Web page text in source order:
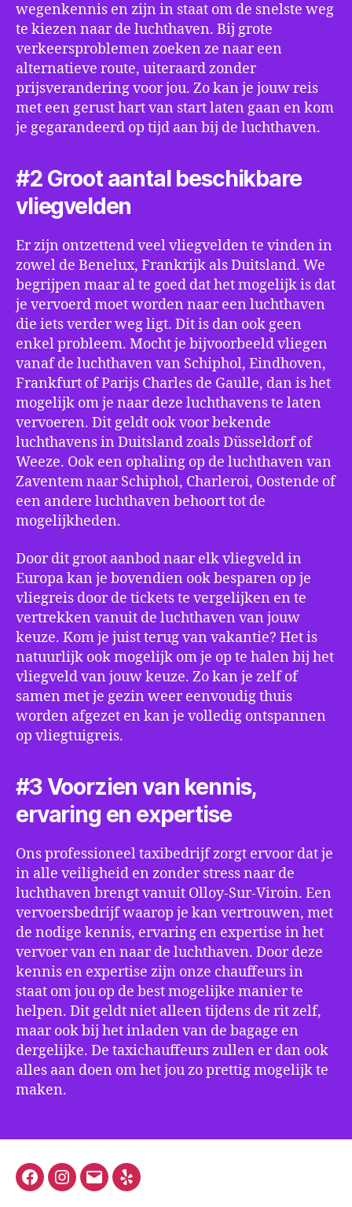
wegenkennis en zijn in staat om de snelste weg
te kiezen naar de luchthaven. Bij grote
verkeersproblemen zoeken ze naar een
alternatieve route, uiteraard zonder
prijsverandering voor jou. Zo kan je jouw reis
met een gerust hart van start laten gaan en kom
je gegarandeerd op tijd aan bij de luchthaven.
#2 Groot aantal beschikbare
vliegvelden
Er zijn ontzettend veel vliegvelden te vinden in
zowel de Benelux, Frankrijk als Duitsland. We
begrijpen maar al te goed dat het mogelijk is dat
je vervoerd moet worden naar een luchthaven
die iets verder weg ligt. Dit is dan ook geen
enkel probleem. Mocht je bijvoorbeeld vliegen
vanaf de luchthaven van Schiphol, Eindhoven,
Frankfurt of Parijs Charles de Gaulle, dan is het
mogelijk om je naar deze luchthavens te laten
vervoeren. Dit geldt ook voor bekende
luchthavens in Duitsland zoals Düsseldorf of
Weeze. Ook een ophaling op de luchthaven van
Zaventem naar Schiphol, Charleroi, Oostende of
een andere luchthaven behoort tot de
mogelijkheden.
Door dit groot aanbod naar elk vliegveld in
Europa kan je bovendien ook besparen op je
vliegreis door de tickets te vergelijken en te
vertrekken vanuit de luchthaven van jouw
keuze. Kom je juist terug van vakantie? Het is
natuurlijk ook mogelijk om je op te halen bij het
vliegveld van jouw keuze. Zo kan je zelf of
samen met je gezin weer eenvoudig thuis
worden afgezet en kan je volledig ontspannen
op vliegtuigreis.
#3 Voorzien van kennis,
ervaring en expertise
Ons professioneel taxibedrijf zorgt ervoor dat je
in alle veiligheid en zonder stress naar de
luchthaven brengt vanuit Olloy-Sur-Viroin. Een
vervoersbedrijf waarop je kan vertrouwen, met
de nodige kennis, ervaring en expertise in het
vervoer van en naar de luchthaven. Door deze
kennis en expertise zijn onze chauffeurs in
staat om jou op de best mogelijke manier te
helpen. Dit geldt niet alleen tijdens de rit zelf,
maar ook bij het inladen van de bagage en
dergelijke. De taxichauffeurs zullen er dan ook
alles aan doen om het jou zo prettig mogelijk te
maken.
FacebookInstagram
E-
Yelp